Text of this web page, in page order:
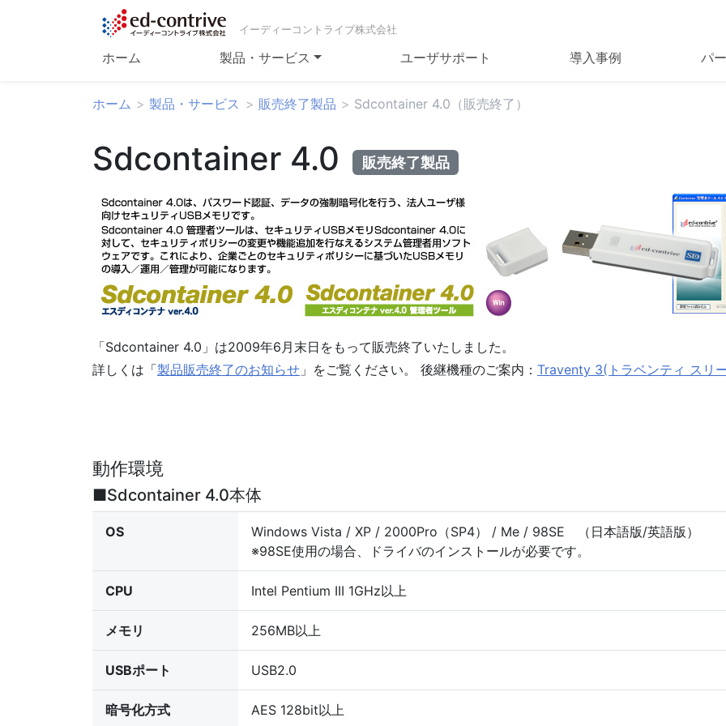
イーディーコントライブ株式会社
ホーム 製品・サービス ユーザサポート 導入事例 パ
ホーム 製品・サービス 販売終了製品 Sdcontainer 4.0（販売終了）
Sdcontainer 4.0 販売終了製品
「Sdcontainer 4.0」は2009年6月末日をもって販売終了いたしました。
詳しくは「製品販売終了のお知らせ 」をご覧ください。 後継機種のご案内： Traventy 3(トラベンティ スリ
動作環境
■Sdcontainer 4.0本体
OS
Windows Vista / XP / 2000Pro（SP4） / Me / 98SE （日本語版/英語版）
※98SE使用の場合、ドライバのインストールが必要です。
CPU Intel Pentium III 1GHz以上
メモリ 256MB以上
USBポート USB2.0
暗号化方式 AES 128bit以上